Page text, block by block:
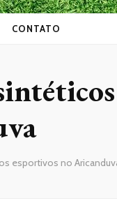
CONTATO
esportivos no